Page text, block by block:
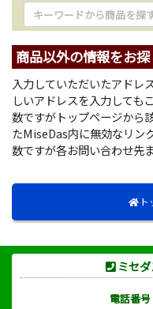
商品以外の情報をお
入力していただいたアドレ
しいアドレスを入力しても
数ですがトップページから
たMiseDas内に無効なリン
数ですが各お問い合わせ先
ト
ミセ
電話番号